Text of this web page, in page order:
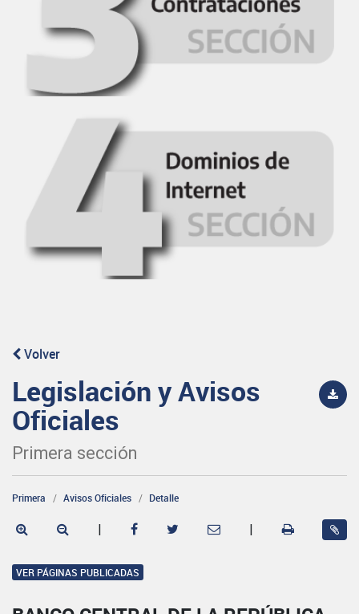
Volver
Legislación y Avisos
Oficiales
Primera sección
Primera Avisos Oficiales Detalle
| |
VER PÁGINAS PUBLICADAS